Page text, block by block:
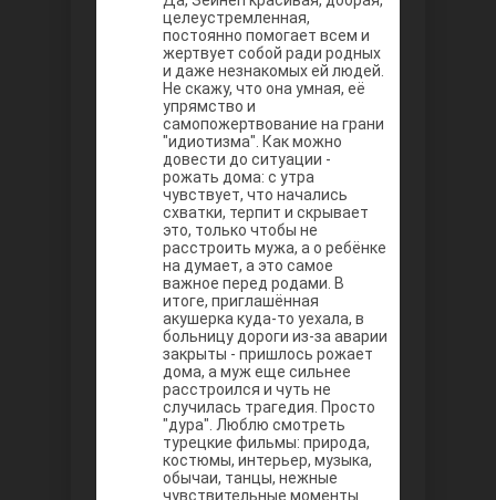
Ветреный
целеустремленная,
постоянно помогает всем и
жертвует собой ради родных
и даже незнакомых ей людей.
Не скажу, что она умная, её
упрямство и
самопожертвование на грани
"идиотизма". Как можно
довести до ситуации -
рожать дома: с утра
чувствует, что начались
схватки, терпит и скрывает
это, только чтобы не
расстроить мужа, а о ребёнке
на думает, а это самое
важное перед родами. В
итоге, приглашённая
акушерка куда-то уехала, в
больницу дороги из-за аварии
закрыты - пришлось рожает
дома, а муж еще сильнее
расстроился и чуть не
случилась трагедия. Просто
"дура". Люблю смотреть
турецкие фильмы: природа,
костюмы, интерьер, музыка,
обычаи, танцы, нежные
чувствительные моменты